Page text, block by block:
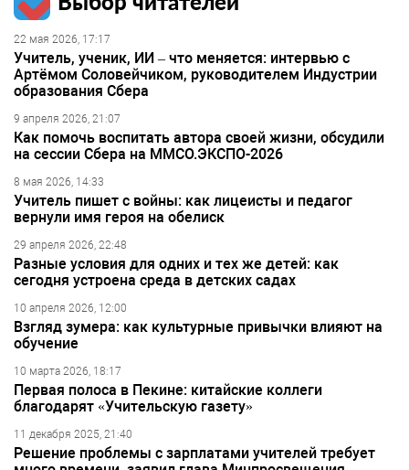
22 мая 2026, 17:17
Учитель, ученик, ИИ – что меняется: интервью с
Артёмом Соловейчиком, руководителем Индустрии
образования Сбера
9 апреля 2026, 21:07
Как помочь воспитать автора своей жизни, обсудили
на сессии Сбера на ММСО.ЭКСПО-2026
8 мая 2026, 14:33
Учитель пишет с войны: как лицеисты и педагог
вернули имя героя на обелиск
29 апреля 2026, 22:48
Разные условия для одних и тех же детей: как
сегодня устроена среда в детских садах
10 апреля 2026, 12:00
Взгляд зумера: как культурные привычки влияют на
обучение
10 марта 2026, 18:17
Первая полоса в Пекине: китайские коллеги
благодарят «Учительскую газету»
11 декабря 2025, 21:40
Решение проблемы с зарплатами учителей требует